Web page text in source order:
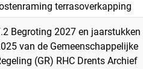
terrasoverkapping
Begroting 2027 en jaarstukken
van de Gemeenschappelijke
(GR) RHC Drents Archief